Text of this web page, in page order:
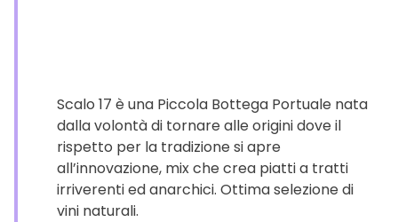
Scalo 17 è una Piccola Bottega Portuale nata
dalla volontà di tornare alle origini dove il
rispetto per la tradizione si apre
all’innovazione, mix che crea piatti a tratti
irriverenti ed anarchici. Ottima selezione di
vini naturali.